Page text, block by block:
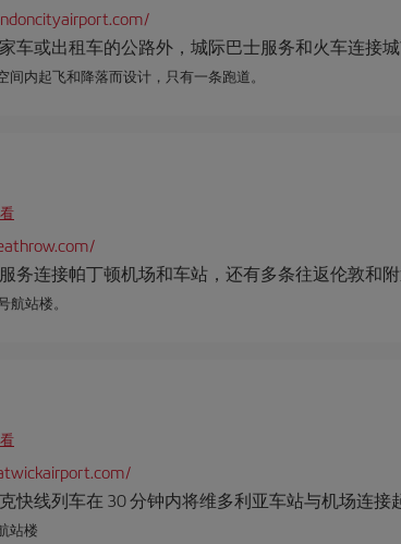
车或出租车的公路外，城际巴士服务和火车连接城
间内起飞和降落而设计，只有一条跑道。
务连接帕丁顿机场和车站，还有多条往返伦敦和
航站楼。
快线列车在 30 分钟内将维多利亚车站与机场连接
站楼